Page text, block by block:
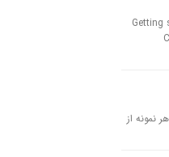
Getting
انواع مجوزهای Splunk Enterprise هر نمونه از